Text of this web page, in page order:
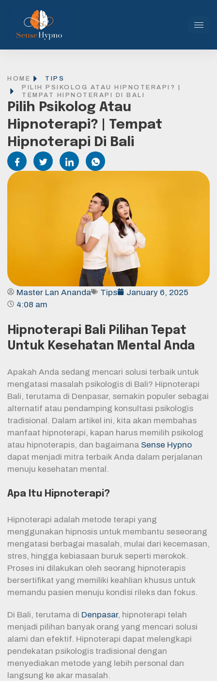
HOME
TIPS
PILIH PSIKOLOG ATAU HIPNOTERAPI? |
TEMPAT HIPNOTERAPI DI BALI
Pilih Psikolog Atau
Hipnoterapi? | Tempat
Hipnoterapi Di Bali
Master Lan Ananda Tips
January 6, 2025
4:08 am
Hipnoterapi Bali Pilihan Tepat
Untuk Kesehatan Mental Anda
Apakah Anda sedang mencari solusi terbaik untuk
mengatasi masalah psikologis di Bali? Hipnoterapi
Bali, terutama di Denpasar, semakin populer sebagai
alternatif atau pendamping konsultasi psikologis
tradisional. Dalam artikel ini, kita akan membahas
manfaat hipnoterapi, kapan harus memilih psikolog
atau hipnoterapis, dan bagaimana Sense Hypno
dapat menjadi mitra terbaik Anda dalam perjalanan
menuju kesehatan mental.
Apa Itu Hipnoterapi?
Hipnoterapi adalah metode terapi yang
menggunakan hipnosis untuk membantu seseorang
mengatasi berbagai masalah, mulai dari kecemasan,
stres, hingga kebiasaan buruk seperti merokok.
Proses ini dilakukan oleh seorang hipnoterapis
bersertifikat yang memiliki keahlian khusus untuk
memandu pasien menuju kondisi rileks dan fokus.
Di Bali, terutama di Denpasar, hipnoterapi telah
menjadi pilihan banyak orang yang mencari solusi
alami dan efektif. Hipnoterapi dapat melengkapi
pendekatan psikologis tradisional dengan
menyediakan metode yang lebih personal dan
langsung ke akar masalah.